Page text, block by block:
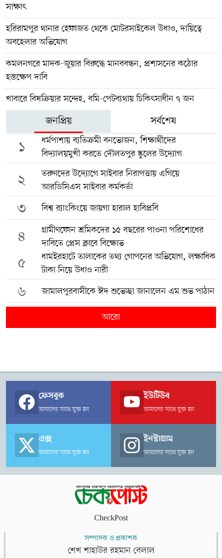
সাক্ষাৎ
হরিরামপুর থানার হেফাজত থেকে মোটরসাইকেল উধাও, দায়িত্বে
অবহেলার অভিযোগ
কমলনগরে মাদক-জুয়ার বিরুদ্ধে মানববন্ধন, প্রশাসনের কঠোর
হস্তক্ষেপ দাবি
খাবারে বিষক্রিয়ার সন্দেহ, বমি-পেটব্যথায় চিকিৎসাধীন ৭ জন
জনপ্রিয় সর্বশেষ
১
ধর্মপাশায় ব্যতিক্রমী বনভোজন, শিক্ষার্থীদের
বিদ্যালয়মুখী করতে দৌলতপুর স্কুলের উদ্যোগ
২
তরুণদের উদ্যোগে সাইবার নিরাপত্তায় এগিয়ে
আরডিসিএস সাইবার কর্মকর্তা
৩ বিশ্ব র‍্যাংকিংয়ে জায়গা হারাল হাবিপ্রবি
৪
গ্রামীণফোন শ্রমিকদের ১৫ বছরের পাওনা পরিশোধের
দাবিতে প্রেস ক্লাবে বিক্ষোভ
৫
ধামইরহাটে তালাকের তথ্য গোপনের অভিযোগ, লক্ষাধিক
টাকা নিয়ে উধাও নারী
৬ জামালপুরবাসীকে ঈদ শুভেচ্ছা জানালেন এম শুভ পাঠান
আরো
ফেসবুক
আমাদের সাথে যুক্ত হন
ইউটিউব
আমাদের সাথে যুক্ত হন
এক্স
আমাদের সাথে যুক্ত হন
ইনস্টাগ্রাম
আমাদের সাথে যুক্ত হন
CheckPost
সম্পাদক ও প্রকাশক
শেখ শাহাউর রহমান বেলাল